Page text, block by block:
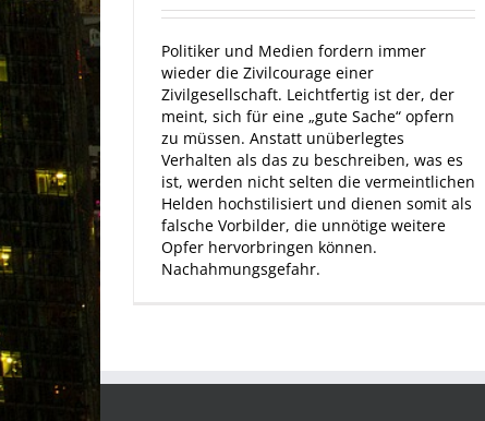
Politiker und Medien fordern immer
wieder die Zivilcourage einer
Zivilgesellschaft. Leichtfertig ist der, der
meint, sich für eine „gute Sache“ opfern
zu müssen. Anstatt unüberlegtes
Verhalten als das zu beschreiben, was es
ist, werden nicht selten die vermeintlichen
Helden hochstilisiert und dienen somit als
falsche Vorbilder, die unnötige weitere
Opfer hervorbringen können.
Nachahmungsgefahr.